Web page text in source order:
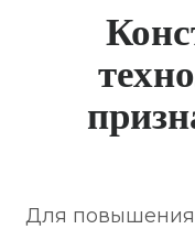
Для повышения